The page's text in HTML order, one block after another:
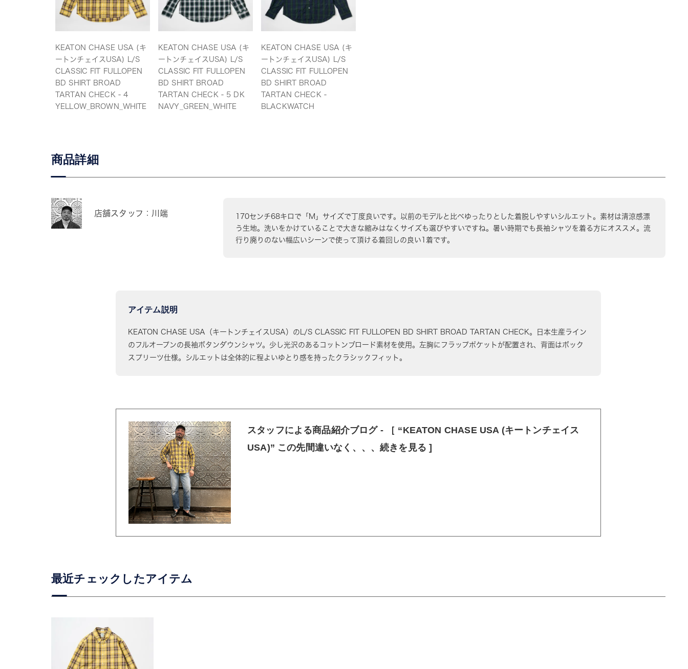
KEATON CHASE USA (キ
ートンチェイスUSA) L/S
CLASSIC FIT FULLOPEN
BD SHIRT BROAD
TARTAN CHECK - 4
YELLOW_BROWN_WHITE
KEATON CHASE USA (キ
ートンチェイスUSA) L/S
CLASSIC FIT FULLOPEN
BD SHIRT BROAD
TARTAN CHECK - 5 DK
NAVY_GREEN_WHITE
KEATON CHASE USA (キ
ートンチェイスUSA) L/S
CLASSIC FIT FULLOPEN
BD SHIRT BROAD
TARTAN CHECK -
BLACKWATCH
商品詳細
店舗スタッフ：川端
170センチ68キロで「M」サイズで丁度良いです。以前のモデルと比べゆったりとした着脱しやすいシルエット。素材は清涼感漂
う生地。洗いをかけていることで大きな縮みはなくサイズも選びやすいですね。暑い時期でも長袖シャツを着る方にオススメ。流
行り廃りのない幅広いシーンで使って頂ける着回しの良い1着です。
アイテム説明
KEATON CHASE USA（キートンチェイスUSA）のL/S CLASSIC FIT FULLOPEN BD SHIRT BROAD TARTAN CHECK。日本生産ライン
のフルオープンの長袖ボタンダウンシャツ。少し光沢のあるコットンブロード素材を使用。左胸にフラップポケットが配置され、背面はボック
スプリーツ仕様。シルエットは全体的に程よいゆとり感を持ったクラシックフィット。
スタッフによる商品紹介ブログ - ［ “KEATON CHASE USA (キートンチェイス
USA)” この先間違いなく、、、続きを見る ]